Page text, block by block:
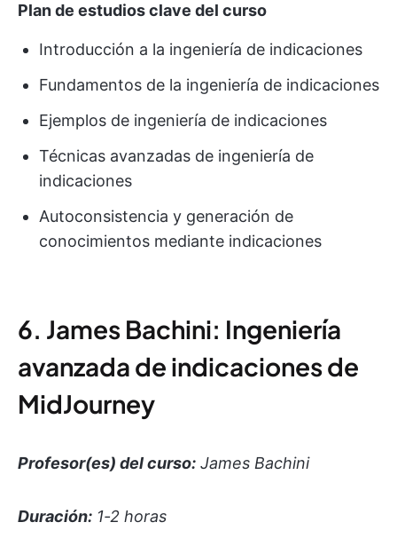
Plan de estudios clave del curso
Introducción a la ingeniería de indicaciones
Fundamentos de la ingeniería de indicaciones
Ejemplos de ingeniería de indicaciones
Técnicas avanzadas de ingeniería de
indicaciones
Autoconsistencia y generación de
conocimientos mediante indicaciones
6. James Bachini: Ingeniería
avanzada de indicaciones de
MidJourney
Profesor(es) del curso: James Bachini
Duración: 1-2 horas